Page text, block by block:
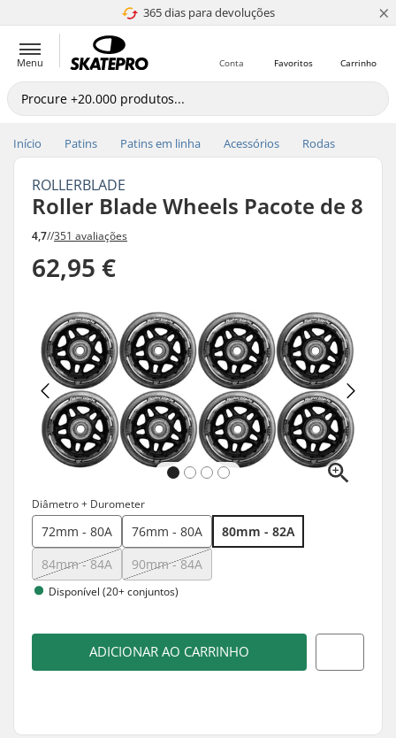
365 dias para devoluções
4.8 de 5 ×
Menu Carrinho
Favoritos
Conta
Início Patins Patins em linha Acessórios Rodas
ROLLERBLADE
Roller Blade Wheels Pacote de 8
4,7//351 avaliações
62,95 €
Diâmetro + Durometer
72mm - 80A 76mm - 80A
80mm - 82A
84mm - 84A
90mm - 84A
Disponível (20+ conjuntos)
ADICIONAR AO CARRINHO